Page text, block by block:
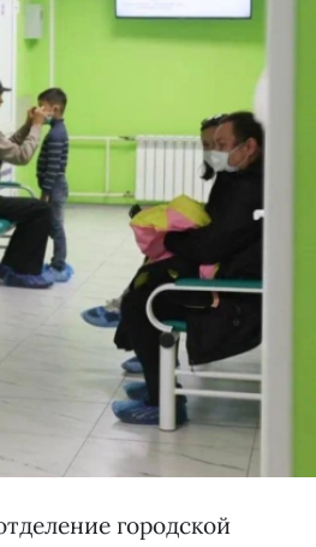
городской